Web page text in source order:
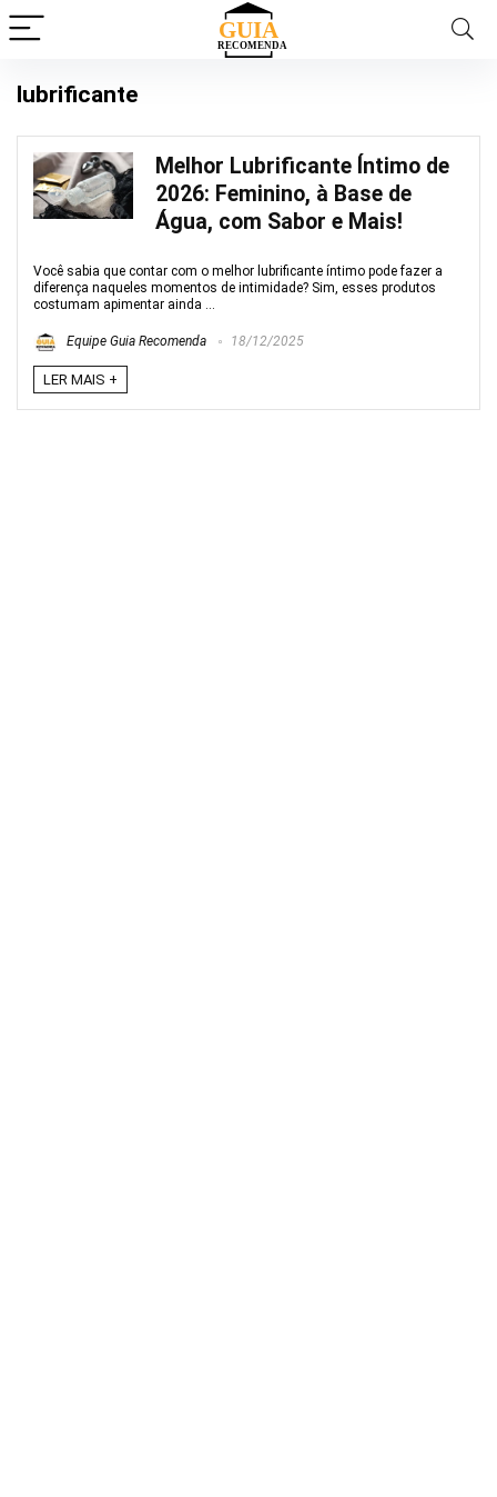
lubrificante
Melhor Lubrificante Íntimo de
2026: Feminino, à Base de
Água, com Sabor e Mais!
Você sabia que contar com o melhor lubrificante íntimo pode fazer a
diferença naqueles momentos de intimidade? Sim, esses produtos
costumam apimentar ainda ...
Equipe Guia Recomenda 18/12/2025
LER MAIS +